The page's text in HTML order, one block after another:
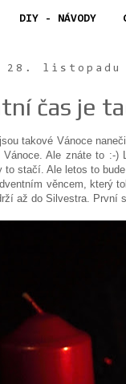
DIY - NÁVODY
28. listopadu
čas je
takové Vánoce
Ale znáte to :-)
to stačí. Ale letos to
věncem, který
až do Silvestra. První